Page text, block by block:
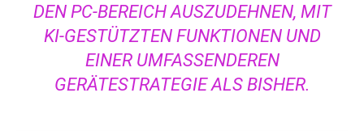
DEN PC-BEREICH AUSZUDEHNEN, MIT
KI-GESTÜTZTEN FUNKTIONEN UND
EINER UMFASSENDEREN
GERÄTESTRATEGIE ALS BISHER.